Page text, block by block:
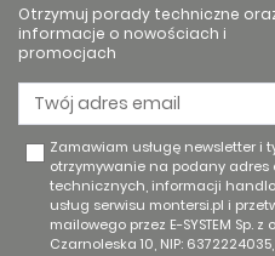
Otrzymuj porady techniczne
informacje o nowościach i
promocjach
Zamawiam usługę newsletter i
otrzymywanie na podany
technicznych, informacji
usług serwisu montersi.pl i
mailowego przez E-SYSTEM Sp.
Czarnoleska 10, NIP: 6372224035,